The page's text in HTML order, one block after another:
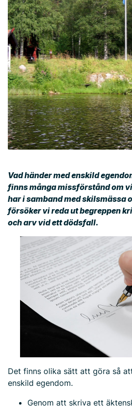
Vad händer med enskild
finns många missförstånd om
har i samband med skilsmässa
försöker vi reda ut begreppen
och arv vid ett dödsfall.
Det finns olika sätt att göra så
enskild egendom.
Genom att skriva ett